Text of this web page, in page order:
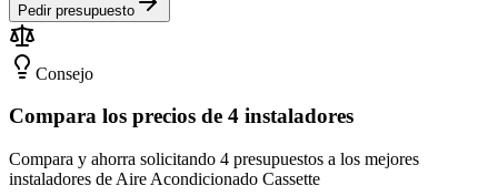
Pedir presupuesto
Consejo
Compara los precios de 4 instaladores
Compara y ahorra solicitando 4 presupuestos a los mejores
instaladores de Aire Acondicionado Cassette